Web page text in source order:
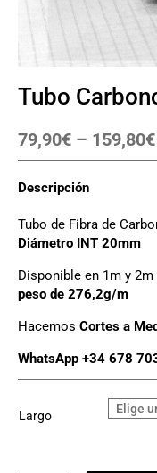
Tubo
79,90€ – 159,80€
Descripción
Tubo de Fibra de
Diámetro INT 20mm
Disponible en 1m y
peso de 276,2g/m
Hacemos Cortes a
WhatsApp +34 678
Largo